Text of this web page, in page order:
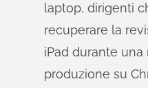
laptop, dirigenti
recuperare la
iPad durante
produzione su